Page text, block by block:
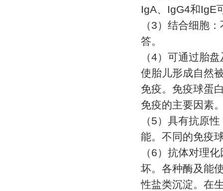
IgA、 IgG4和IgE
（3）结合细胞
答。
（4）可通过胎
使胎儿形成自然
免疫。免疫球蛋
免疫的主要因素
（5）具有抗原
能。不同的免疫
（6）抗体对理
坏。各种酶及能
性盐类沉淀。在